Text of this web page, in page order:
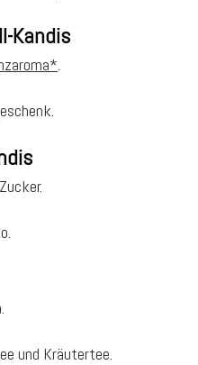
Kandis
.
und Kräutertee.